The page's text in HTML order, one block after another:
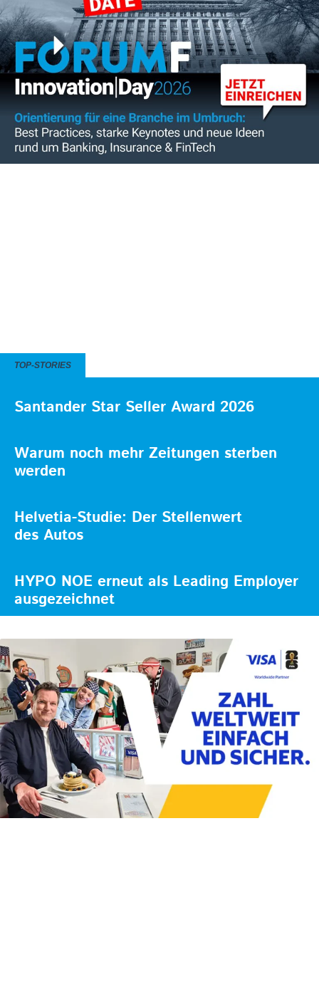
TOP-STORIES
Santander Star Seller Award 2026
Warum noch mehr Zeitungen sterben
werden
Helvetia-Studie: Der Stellenwert
des Autos
HYPO NOE erneut als Leading Employer
ausgezeichnet